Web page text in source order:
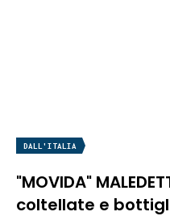
DALL'ITALIA
"MOVIDA"
coltellate e